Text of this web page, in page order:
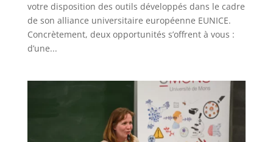
votre disposition des outils développés dans le cadre
de son alliance universitaire européenne EUNICE.
Concrètement, deux opportunités s’offrent à vous :
d’une...